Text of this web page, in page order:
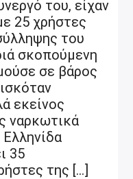
του, είχαν
25 χρήστες
του
σκοπούμενη
σε βάρος
εκείνος
ναρκωτικά
35
της […]